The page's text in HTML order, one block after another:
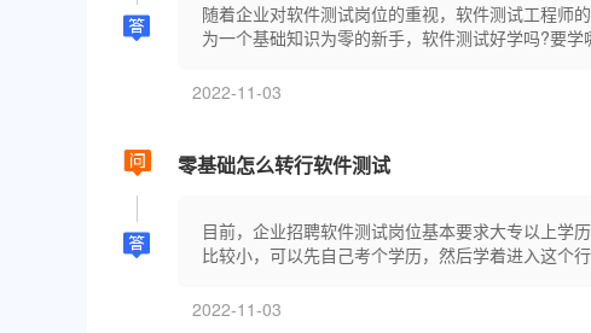
随着企业对软件测试岗位的重视，软件测试工程师
为一个基础知识为零的新手，软件测试好学吗?要
2022-11-03
零基础怎么转行软件测试
目前，企业招聘软件测试岗位基本要求大专以上学
比较小，可以先自己考个学历，然后学着进入这个
2022-11-03